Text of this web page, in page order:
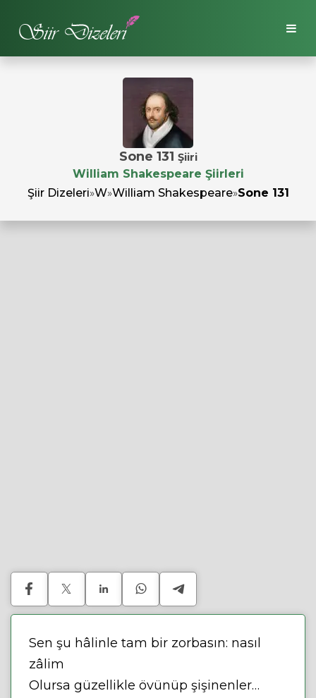
Sone 131 Şiiri
William Shakespeare Şiirleri
Şiir Dizeleri»W»William Shakespeare»Sone 131
Sen şu hâlinle tam bir zorbasın: nasıl
zâlim
Olursa güzellikle övünüp şişinenler…